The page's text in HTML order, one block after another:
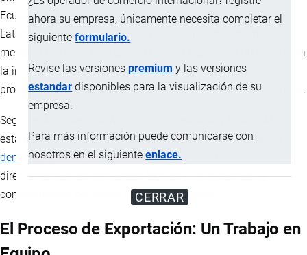
ahora su empresa, únicamente necesita completar el
siguienteformulario.
Revise las versionespremium y las versiones
estandar disponibles para la visualización de su
empresa.
Para más información puede comunicarse con
nosotros en el siguienteenlace.
CERRAR
Ecuador. Esta empresa, ubicada en el sector Lasso, al norte de
Latacunga, envió alrededor de 14.000 litros de leche hacia el
mercado peruano. Esta acción no solo representa un logro para
la industria, sino también una oportunidad para los
productores de leche de las provincias de Cotopaxi y Pichincha.
Según el Ministerio de Agricultura, Ganadería y Pesca (MAGP),
esta exportación abre nuevos canales de comercialización y
demandapara la leche producida en el país, beneficiando
directamente a los ganaderos locales y fortaleciendo la
competitividad del sector lácteo ecuatoriano.
El Proceso de Exportación: Un Trabajo en